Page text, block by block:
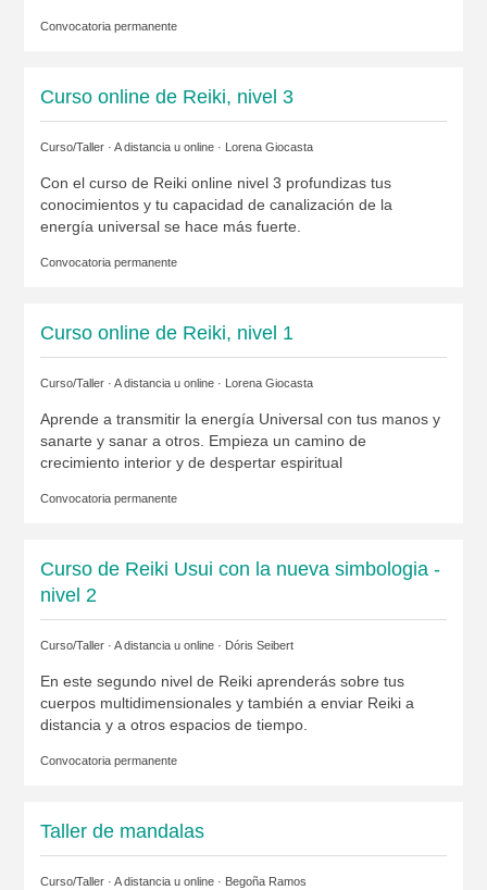
Convocatoria permanente
Curso online de Reiki, nivel 3
Curso/Taller · A distancia u online · Lorena Giocasta
Con el curso de Reiki online nivel 3 profundizas tus
conocimientos y tu capacidad de canalización de la
energía universal se hace más fuerte.
Convocatoria permanente
Curso online de Reiki, nivel 1
Curso/Taller · A distancia u online · Lorena Giocasta
Aprende a transmitir la energía Universal con tus manos y
sanarte y sanar a otros. Empieza un camino de
crecimiento interior y de despertar espiritual
Convocatoria permanente
Curso de Reiki Usui con la nueva simbologia -
nivel 2
Curso/Taller · A distancia u online · Dóris Seibert
En este segundo nivel de Reiki aprenderás sobre tus
cuerpos multidimensionales y también a enviar Reiki a
distancia y a otros espacios de tiempo.
Convocatoria permanente
Taller de mandalas
Curso/Taller · A distancia u online · Begoña Ramos